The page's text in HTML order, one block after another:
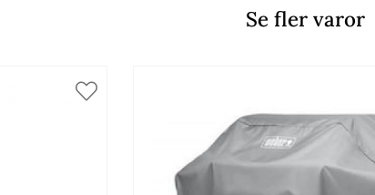
Se fler varor